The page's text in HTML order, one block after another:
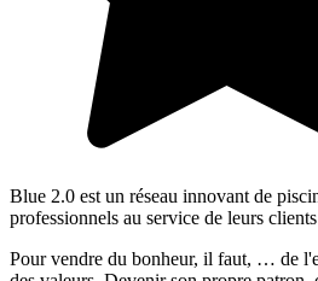
Blue 2.0 est un réseau innovant de
professionnels au service de leurs clients
Pour vendre du bonheur, il faut, … de